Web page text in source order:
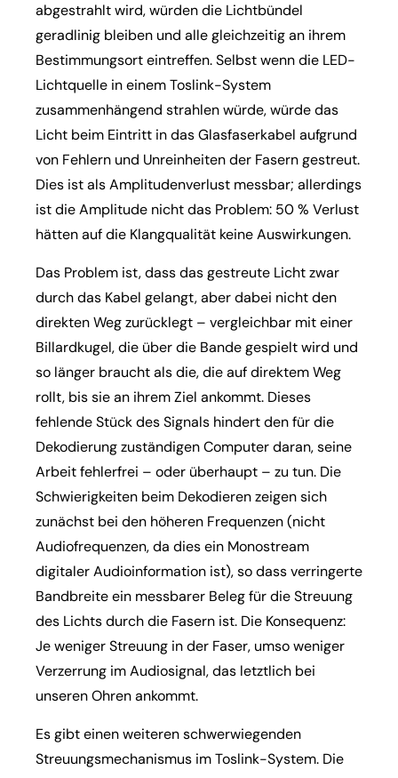
abgestrahlt wird, würden die Lichtbündel
geradlinig bleiben und alle gleichzeitig an ihrem
Bestimmungsort eintreffen. Selbst wenn die LED-
Lichtquelle in einem Toslink-System
zusammenhängend strahlen würde, würde das
Licht beim Eintritt in das Glasfaserkabel aufgrund
von Fehlern und Unreinheiten der Fasern gestreut.
Dies ist als Amplitudenverlust messbar; allerdings
ist die Amplitude nicht das Problem: 50 % Verlust
hätten auf die Klangqualität keine Auswirkungen.
Das Problem ist, dass das gestreute Licht zwar
durch das Kabel gelangt, aber dabei nicht den
direkten Weg zurücklegt – vergleichbar mit einer
Billardkugel, die über die Bande gespielt wird und
so länger braucht als die, die auf direktem Weg
rollt, bis sie an ihrem Ziel ankommt. Dieses
fehlende Stück des Signals hindert den für die
Dekodierung zuständigen Computer daran, seine
Arbeit fehlerfrei – oder überhaupt – zu tun. Die
Schwierigkeiten beim Dekodieren zeigen sich
zunächst bei den höheren Frequenzen (nicht
Audiofrequenzen, da dies ein Monostream
digitaler Audioinformation ist), so dass verringerte
Bandbreite ein messbarer Beleg für die Streuung
des Lichts durch die Fasern ist. Die Konsequenz:
Je weniger Streuung in der Faser, umso weniger
Verzerrung im Audiosignal, das letztlich bei
unseren Ohren ankommt.
Es gibt einen weiteren schwerwiegenden
Streuungsmechanismus im Toslink-System. Die